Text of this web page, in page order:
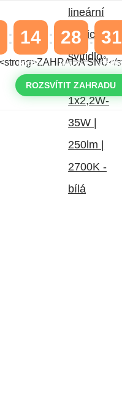
14
HODINY
28
MINUTY
31
ROZSVÍTIT ZAHRADU